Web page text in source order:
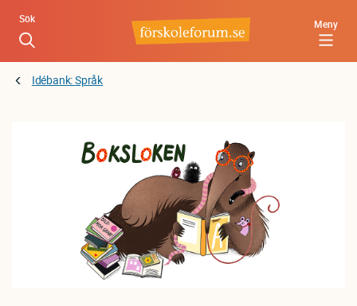
Hoppa
huvudinnehåll
Meny
Sök
Idébank: Språk